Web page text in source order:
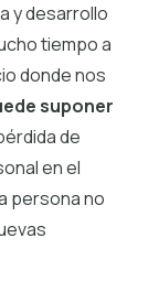
y desarrollo
tiempo a
donde nos
suponer
de
en el
persona no